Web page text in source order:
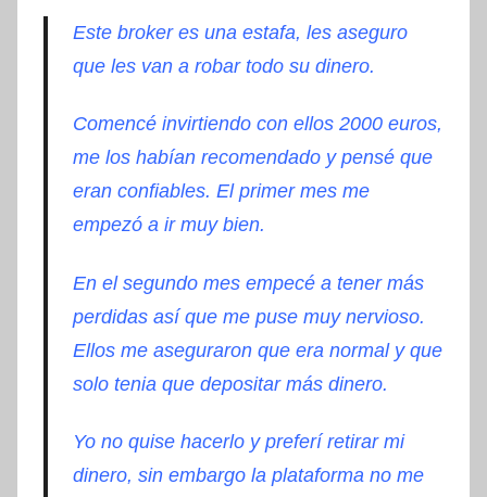
Este broker es una estafa, les aseguro
que les van a robar todo su dinero.
Comencé invirtiendo con ellos 2000 euros,
me los habían recomendado y pensé que
eran confiables. El primer mes me
empezó a ir muy bien.
En el segundo mes empecé a tener más
perdidas así que me puse muy nervioso.
Ellos me aseguraron que era normal y que
solo tenia que depositar más dinero.
Yo no quise hacerlo y preferí retirar mi
dinero, sin embargo la plataforma no me